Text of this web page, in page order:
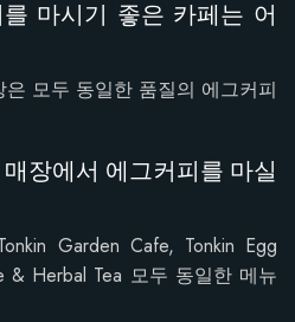
마시기 좋은 카페는 어
모두 동일한 품질의 에그커피
장에서 에그커피를 마실
Garden Cafe, Tonkin Egg
& Herbal Tea 모두 동일한 메뉴